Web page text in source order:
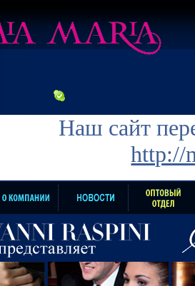
Наш сайт
http://